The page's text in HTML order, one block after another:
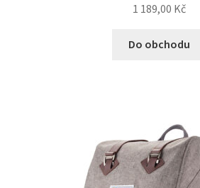
1 189,00 Kč
Do obchodu